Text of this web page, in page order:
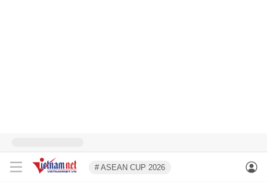
# ASEAN CUP 2026